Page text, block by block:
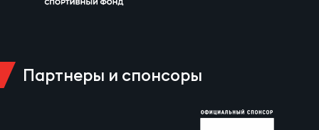
Партнеры и спонсоры